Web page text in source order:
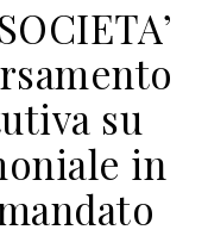
su
in